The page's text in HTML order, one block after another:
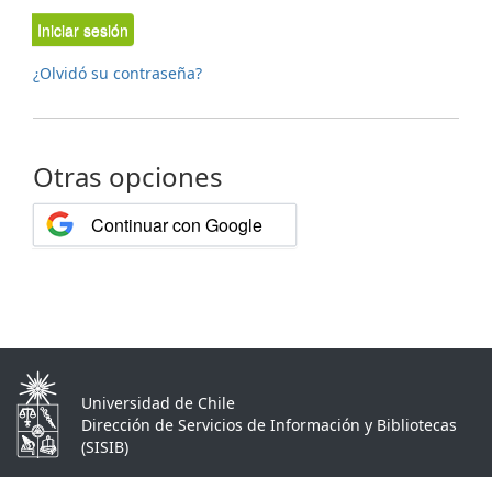
Iniciar sesión
¿Olvidó su contraseña?
Otras opciones
Continuar con Google
Universidad de Chile
Dirección de Servicios de Información y Bibliotecas
(SISIB)